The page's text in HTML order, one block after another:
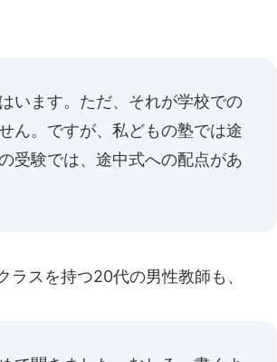
います。ただ、それが学校での
ん。ですが、私どもの塾では途
受験では、途中式への配点があ
スを持つ20代の男性教師も、